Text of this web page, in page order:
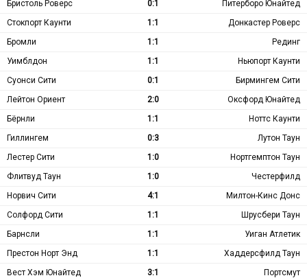
Бристоль Роверс
0:1
Питерборо Юнайтед
Стокпорт Каунти
1:1
Донкастер Роверс
Бромли
1:1
Рединг
Уимблдон
1:1
Ньюпорт Каунти
Суонси Сити
0:1
Бирмингем Сити
Лейтон Ориент
2:0
Оксфорд Юнайтед
Бёрнли
1:1
Ноттс Каунти
Гиллингем
0:3
Лутон Таун
Лестер Сити
1:0
Нортгемптон Таун
Флитвуд Таун
1:0
Честерфилд
Норвич Сити
4:1
Милтон-Кинс Донс
Солфорд Сити
1:1
Шрусбери Таун
Барнсли
1:1
Уиган Атлетик
Престон Норт Энд
1:1
Хаддерсфилд Таун
Вест Хэм Юнайтед
3:1
Портсмут